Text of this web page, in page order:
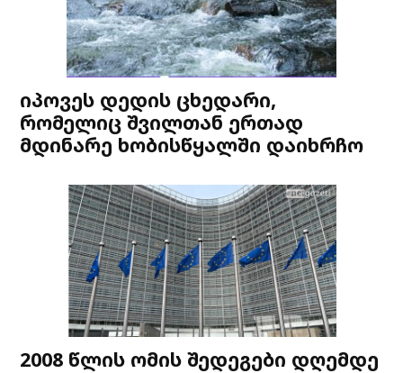
იპოვეს დედის ცხედარი,
რომელიც შვილთან ერთად
მდინარე ხობისწყალში დაიხრჩო
2008 წლის ომის შედეგები დღემდე